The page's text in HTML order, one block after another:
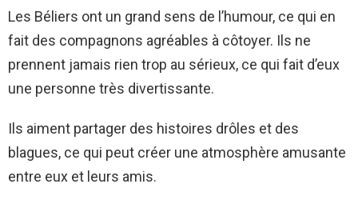
Les Béliers ont un grand sens de l’humour, ce qui en
fait des compagnons agréables à côtoyer. Ils ne
prennent jamais rien trop au sérieux, ce qui fait d’eux
une personne très divertissante.
Ils aiment partager des histoires drôles et des
blagues, ce qui peut créer une atmosphère amusante
entre eux et leurs amis.